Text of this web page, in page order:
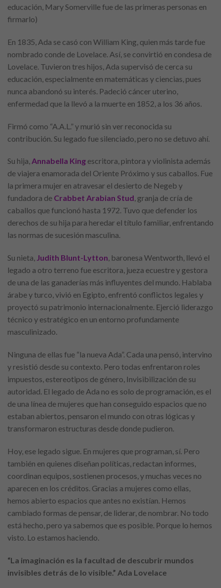
educación, Mary Somerville fue de las primeras personas en
firmarlo)
En 1835, Ada se casó con William King, quien más tarde fue
nombrado conde de Lovelace. Así, se convirtió en condesa de
Lovelace. Tuvieron tres hijos, Ada supervisó de cerca su
educación, especialmente en matemáticas y ciencias, pues
nunca abandonó su interés. Padeció cáncer uterino,
enfermedad que la llevó a la muerte en 1852, a los 36 años.
Firmó como “A.A.L.” y murió sin ver reconocida su
contribución. Su legado fue silenciado, pero no se detuvo ahí.
Su hija,Annabella King escritora, pintora y violinista además
de viajera enamorada del Oriente Próximo y sus caballos. Fue
la primera mujer en atravesar el desierto de Negeb y
fundadora de Crabbet Arabian Stud, granja de cría de
caballos que funcionó hasta 1972. Tuvo que defender los
derechos de su hija para heredar el título familiar, enfrentando
las normas de sucesión masculina.
Su nieta, Judith Blunt-Lytton, baronesa Wentworth, llevó el
legado a otro terreno fue escritora, jueza ecuestre y gestora
de una de las ganaderías más influyentes del mundo. Hablaba
árabe y turco, vivió en Egipto, enfrentó conflictos legales y
proyectó su patrimonio internacionalmente. Ejerció liderazgo
técnico y estratégico en un entorno profundamente
masculinizado.
Ninguna de ellas fue “la nueva Ada”. Cada una pensó, intervino
y resistió desde su contexto. Pero todas enfrentaron roles
impuestos, estereotipos de género, Invisibilización de su
autoridad. El legado de Ada no es solo de programación, es el
de una línea de mujeres que han conseguido espacios que no
estaban abiertos, pensaron el mundo con otras lógicas y
transformaron estructuras desde donde pudieron.
Hoy, ese legado sigue. En mujeres que programan, sí. Pero
también en quienes diseñan políticas, redactan informes,
coordinan equipos, sostienen procesos, y muchas veces no
aparecen en los créditos. Gracias a mujeres como ellas,
hemos abierto espacios que antes no existían. Hemos
cambiado formas de pensar, de liderar, de nombrar. No todo
está hecho, pero ya sabemos que es posible. Porque lo hemos
visto. Lo estamos haciendo.
“La imaginación es la facultad de descubrir mundos
invisibles detrás de lo visible.” Ada Lovelace